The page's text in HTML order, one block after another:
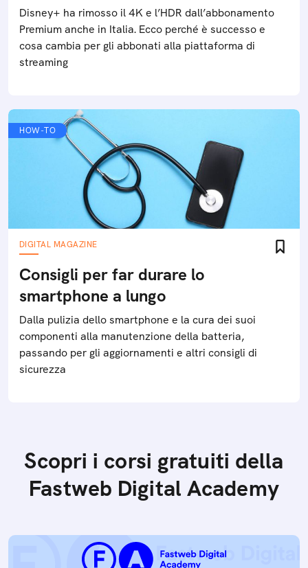
Disney+ ha rimosso il 4K e l’HDR dall’abbonamento
Premium anche in Italia. Ecco perché è successo e
cosa cambia per gli abbonati alla piattaforma di
streaming
HOW-TO
DIGITAL MAGAZINE
Consigli per far durare lo
smartphone a lungo
Dalla pulizia dello smartphone e la cura dei suoi
componenti alla manutenzione della batteria,
passando per gli aggiornamenti e altri consigli di
sicurezza
Scopri i corsi gratuiti della
Fastweb Digital Academy